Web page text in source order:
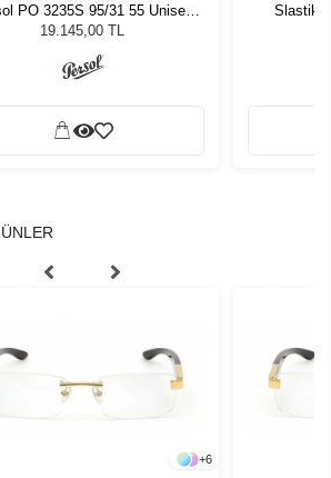
PO 3235S 95/31 55 Unisex
Güneş Gözlüğü
19.145,00 TL
Slastik
+6